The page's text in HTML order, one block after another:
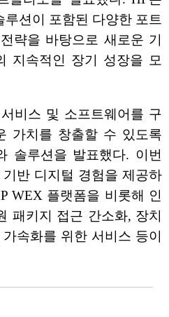
션이 포함된 다양한 포트
략을 바탕으로 새로운 기
지속적인 장기 성장을 모
비스 및 소프트웨어를 구
가치를 창출할 수 있도록
솔루션을 발표했다. 이번
반 디지털 경험을 제공하
WEX 플랫폼을 비롯해 인
패키지 접근 간소화, 장치
속화를 위한 서비스 등이